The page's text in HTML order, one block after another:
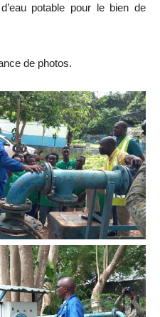
potable pour le bien de
de photos.